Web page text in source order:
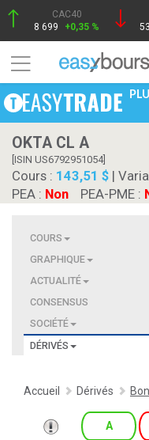
CAC40
8 699
+0,35 %
OKTA CL A
[ISIN US6792951054]
Cours : 143,51 $ |
PEA : Non PEA-PME :
COURS
GRAPHIQUE
ACTUALITÉ
CONSENSUS
SOCIÉTÉ
DÉRIVÉS
Accueil Dérivés
A